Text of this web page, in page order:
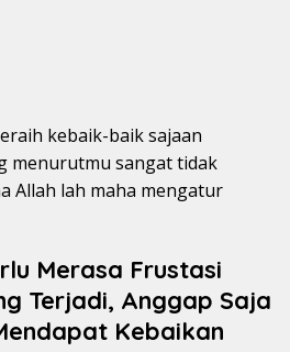
kebaik-baik sajaan
menurutmu sangat tidak
Allah lah maha mengatur
Merasa Frustasi
Terjadi, Anggap Saja
Kebaikan